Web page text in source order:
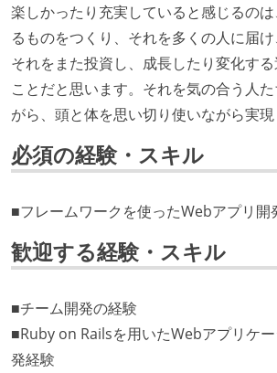
楽しかったり充実していると感じるの
るものをつくり、それを多くの人に届け
それをまた投資し、成長したり変化す
ことだと思います。それを気の合う人
がら、頭と体を思い切り使いながら実現
必須の経験・スキル
■フレームワークを使ったWebアプリ開
歓迎する経験・スキル
■チーム開発の経験
■Ruby on Railsを用いたWebアプリケ
発経験